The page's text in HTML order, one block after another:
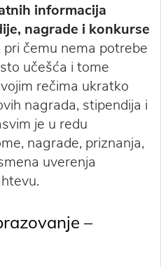
informacija
nagrade i konkurse
čemu nema potrebe
učešća i tome
rečima ukratko
nagrada, stipendija i
je u redu
nagrade, priznanja,
uverenja
–